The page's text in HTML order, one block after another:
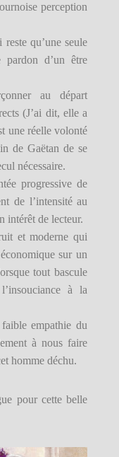
perception
qu’une seule
d’un être
au départ
(J’ai dit, elle a
une réelle volonté
de Gaëtan de se
nécessaire.
progressive de
de l’intensité au
intérêt de lecteur.
et moderne qui
sur un
tout bascule
à la
empathie du
à nous faire
homme déchu.
pour cette belle